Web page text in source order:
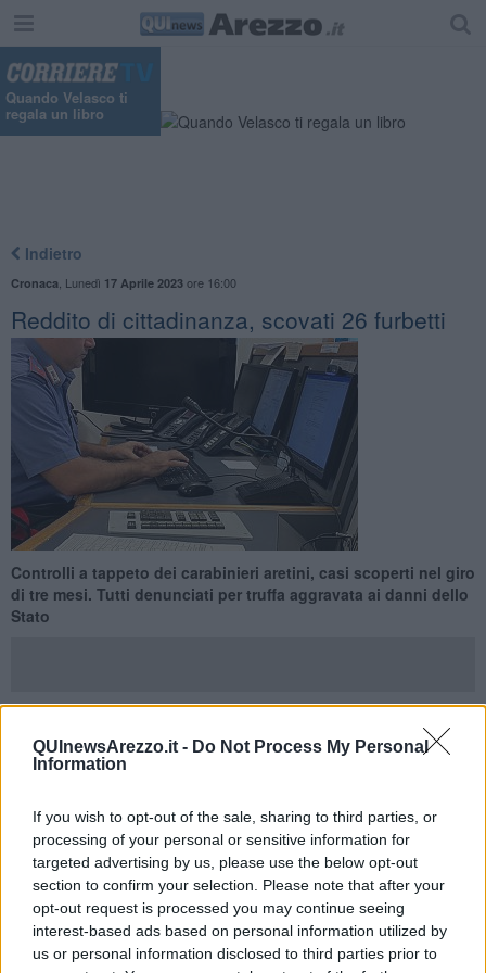
QUInewsArezzo.it - Do Not Process My Personal
Information
If you wish to opt-out of the sale, sharing to third parties, or
processing of your personal or sensitive information for
targeted advertising by us, please use the below opt-out
section to confirm your selection. Please note that after your
opt-out request is processed you may continue seeing
interest-based ads based on personal information utilized by
us or personal information disclosed to third parties prior to
Quando Velasco ti
regala un libro
Indietro
Cronaca Lunedì 17 Aprile 2023ore 16:00
Reddito di cittadinanza, scovati 26 furbetti
Controlli a tappeto dei carabinieri aretini, casi scoperti nel giro
di tre mesi. Tutti denunciati per truffa aggravata ai danni dello
Stato
VALDARNO ARETINO — Le indagini del carabinieri della
Compagnia di San Giovanni Valdarno sono scattate dalla
cittadinanza indebitamente. Nel primo caso si trattava di una donna
che, nonostante avesse il beneficio, lavorava come addetta alle
pulizie senza averlo comunicato all'Inps. Nel secondo caso di un
uomo che aveva dichiarato falsamente la permanenza e la
residenza in Italia nei due anni precedenti alla domanda per il
sussidio.
I militari valdarnesi, quindi, hanno esteso le verifiche in sinergia ai